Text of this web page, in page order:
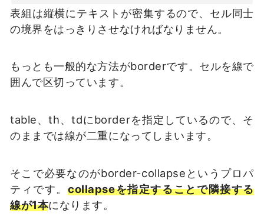
表組は縦横にテキストが密集するので、セル同士
の境界をはっきりさせなければなりません。
もっとも一般的な方法がborderです。セルを線で
囲んで区切っています。
table、th、tdにborderを指定しているので、そ
のままでは線が二重になってしまいます。
そこで必要なのがborder-collapseというプロパ
ティです。collapseを指定することで隣接する
線が1本になります。